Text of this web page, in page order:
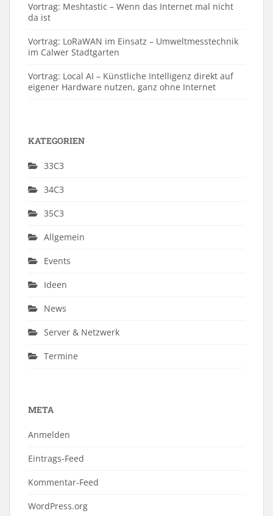
Vortrag: Meshtastic – Wenn das Internet mal nicht
da ist
Vortrag: LoRaWAN im Einsatz – Umweltmesstechnik
im Calwer Stadtgarten
Vortrag: Local AI – Künstliche Intelligenz direkt auf
eigener Hardware nutzen, ganz ohne Internet
KATEGORIEN
33C3
34C3
35C3
Allgemein
Events
Ideen
News
Server & Netzwerk
Termine
META
Anmelden
Eintrags-Feed
Kommentar-Feed
WordPress.org